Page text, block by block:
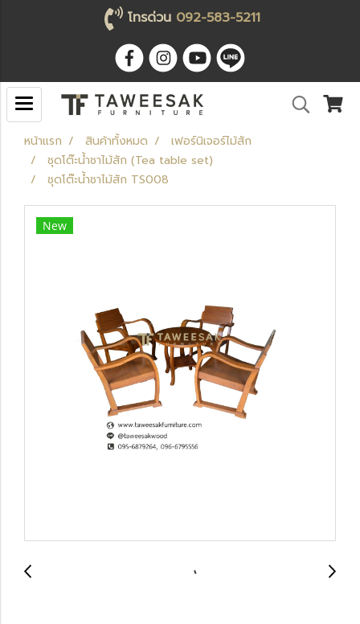
โทรด่วน 092-583-5211
หน้าแรก สินค้าทั้งหมด
เฟอร์นิเจอร์ไม้สัก
ชุดโต๊ะน้ำชาไม้สัก (Tea table set)
ชุดโต๊ะน้ำชาไม้สัก TS008
New